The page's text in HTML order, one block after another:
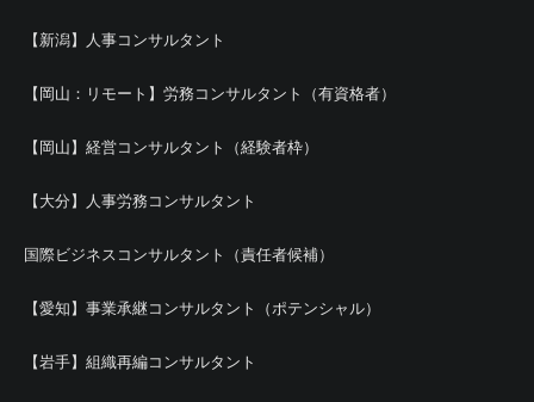
【新潟】人事コンサルタント
【岡山：リモート】労務コンサルタント（有資格者）
【岡山】経営コンサルタント（経験者枠）
【大分】人事労務コンサルタント
国際ビジネスコンサルタント（責任者候補）
【愛知】事業承継コンサルタント（ポテンシャル）
【岩手】組織再編コンサルタント